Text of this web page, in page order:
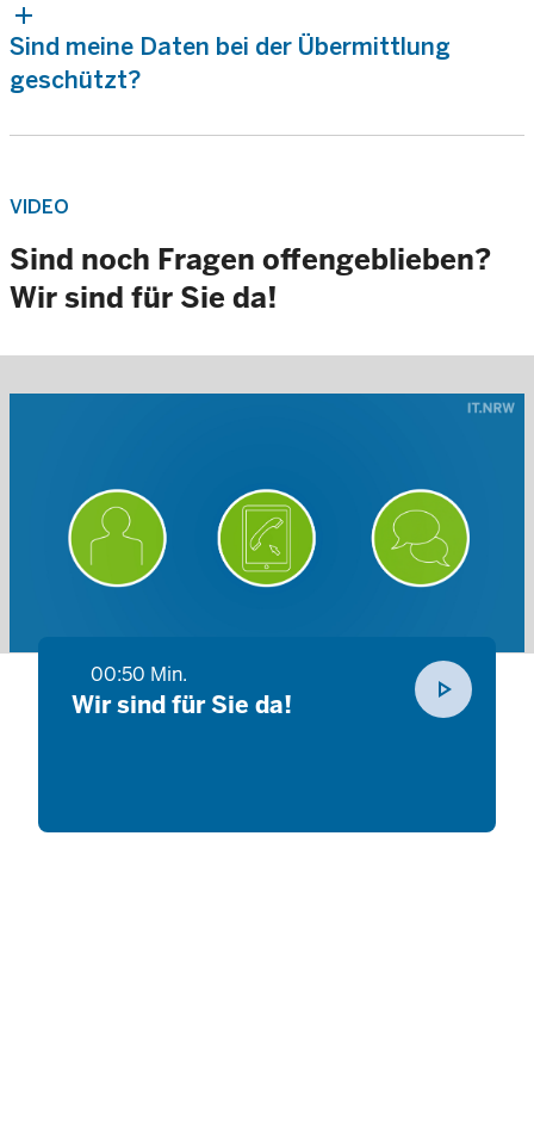
Sind meine Daten bei der Übermittlung
geschützt?
VIDEO
Sind noch Fragen offengeblieben?
Wir sind für Sie da!
00:50 Min.
Wir sind für Sie da! play_arrow